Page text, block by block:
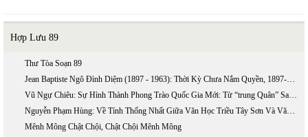
Hợp Lưu 89
Thư Tòa Soạn 89
Jean Baptiste Ngô Đình Diệm (1897 - 1963): Thời Kỳ Chưa Nắm Quyền, 1897-1954 (phần 2)
Vũ Ngự Chiêu: Sự Hình Thành Phong Trào Quốc Gia Mới: Từ “trung Quân” Sang “ái Quốc”
Nguyễn Phạm Hùng: Về Tính Thống Nhất Giữa Văn Học Triều Tây Sơn Và Văn Học Triều Nguyễn
Mênh Mông Chật Chội, Chật Chội Mênh Mông